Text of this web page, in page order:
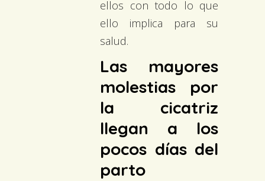
ellos con todo lo que
ello implica para su
salud.
Las mayores
molestias por
la cicatriz
llegan a los
pocos días del
parto